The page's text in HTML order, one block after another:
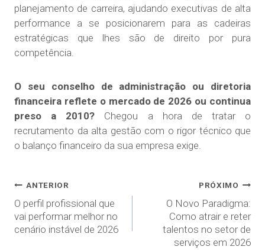
planejamento de carreira, ajudando executivas de alta
performance a se posicionarem para as cadeiras
estratégicas que lhes são de direito por pura
competência.
O seu conselho de administração ou diretoria
financeira reflete o mercado de 2026 ou continua
preso a 2010? Chegou a hora de tratar o
recrutamento da alta gestão com o rigor técnico que
o balanço financeiro da sua empresa exige.
ANTERIOR
O perfil profissional que
vai performar melhor no
cenário instável de 2026
PRÓXIMO
O Novo Paradigma:
Como atrair e reter
talentos no setor de
serviços em 2026